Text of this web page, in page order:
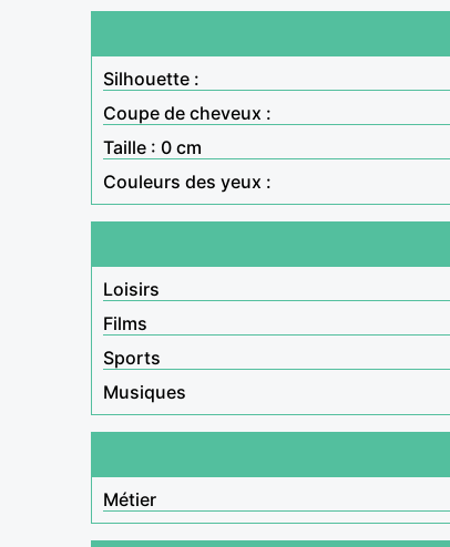
Silhouette :
Coupe de cheveux :
Taille : 0 cm
Couleurs des yeux :
Loisirs
Films
Sports
Musiques
Métier